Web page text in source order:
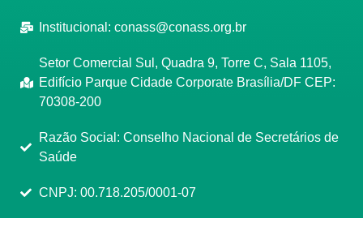
Institucional: conass@conass.org.br
Setor Comercial Sul, Quadra 9, Torre C, Sala 1105,
Edifício Parque Cidade Corporate Brasília/DF CEP:
70308-200
Razão Social: Conselho Nacional de Secretários de
Saúde
CNPJ: 00.718.205/0001-07